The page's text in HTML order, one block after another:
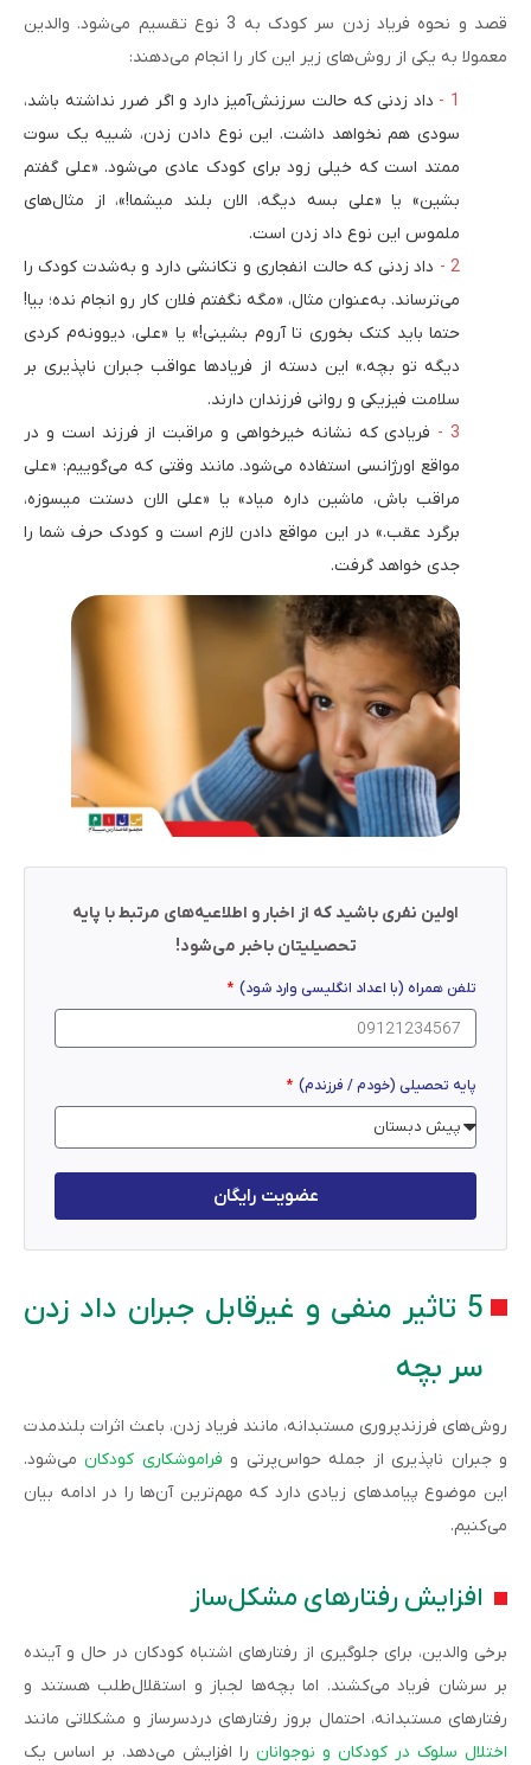
قصد و نحوه فریاد زدن سر کودک به 3 نوع تقسیم می‌شود. والدین
معمولا به یکی از روش‌های زیر این کار را انجام می‌دهند:
داد زدنی که حالت سرزنش‌­آمیز دارد و اگر ضرر نداشته باشد،
سودی هم نخواهد داشت. این نوع دادن زدن، شبیه یک سوت
ممتد است که خیلی زود برای کودک عادی می­‌شود. «علی گفتم
بشین» یا «علی بسه دیگه، الان بلند میشما!»، از مثال‌های
ملموس این نوع داد زدن است.
داد زدنی که حالت انفجاری و تکانشی دارد و به‌شدت کودک را
می‌ترساند. به‌عنوان مثال، «مگه نگفتم فلان کار رو انجام نده؛ بیا!
حتما باید کتک بخوری تا آروم بشینی!» یا «علی، دیوونه­‌م کردی
دیگه تو بچه.» این دسته از فریادها عواقب جبران ناپذیری بر
سلامت فیزیکی و روانی فرزندان دارند.
فریادی که نشانه خیرخواهی و مراقبت از فرزند است و در
مواقع اورژانسی استفاده می‌شود. مانند وقتی که می‌گوییم: «علی
مراقب باش، ماشین داره میاد» یا «علی الان دستت میسوزه،
برگرد عقب.» در این مواقع دادن لازم است و کودک حرف شما را
جدی خواهد گرفت.
اولین نفری باشید که از اخبار و اطلاعیه‌های مرتبط با پایه
تحصیلیتان باخبر می‌شود!
تلفن همراه (با اعداد انگلیسی وارد شود)
پایه تحصیلی (خودم / فرزندم)
عضویت رایگان
5 تاثیر منفی و غیرقابل جبران داد زدن
سر بچه
روش‌های فرزندپروری مستبدانه، مانند فریاد زدن، باعث اثرات بلندمدت
و جبران ناپذیری از جمله حواس‌پرتی و فراموشکاری کودکان می‌شود.
این موضوع پیامدهای زیادی دارد که مهم‌ترین آن‌ها را در ادامه بیان
می‌کنیم.
افزایش رفتارهای مشکل­‌ساز
برخی والدین، برای جلوگیری از رفتارهای اشتباه کودکان در حال و آینده
بر سرشان فریاد می­‌کشند. اما بچه‌­ها لجباز و استقلال­‌طلب هستند و
رفتارهای مستبدانه، احتمال بروز رفتارهای دردسرساز و مشکلاتی مانند
اختلال سلوک در کودکان و نوجوانان را افزایش می‌دهد. بر اساس یک